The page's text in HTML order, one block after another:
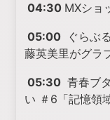
04:30 MXショ
05:00 ぐらぶ
藤英美里がグラ
05:30 青春ブ
い ＃6「記憶領